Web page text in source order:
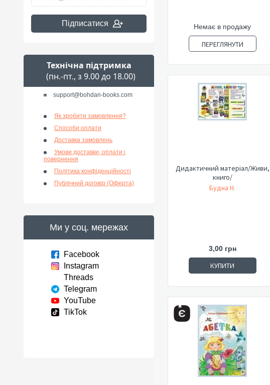
Підписатися
Технічна підтримка
(пн.-пт., з 9.00 до 18.00)
support@bohdan-books.com
Як зробити замовлення?
Способи оплати
Доставка замовлень
Умови доставки, оплати і
повернення
Політика конфіденційності
Публічний договір (Оферта)
Ми у соц. мережах
Facebook
Instagram
Threads
Telegram
YouTube
TikTok
Немає в продажу
ПЕРЕГЛЯНУТИ
Дидактичний матеріал/Живи,
книго/
Будна Н.
3,00 грн
КУПИТИ